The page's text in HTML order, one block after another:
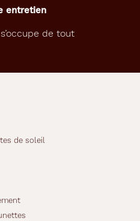
entretien
de tout
de soleil